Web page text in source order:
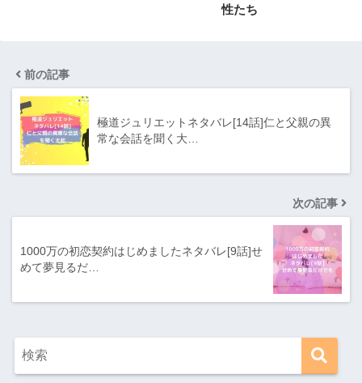
性たち
前の記事
極道ジュリエットネタバレ[14話]仁と父親の異
常な会話を聞く大…
次の記事
1000万の初恋契約はじめましたネタバレ[9話]せ
めて夢見るだ…